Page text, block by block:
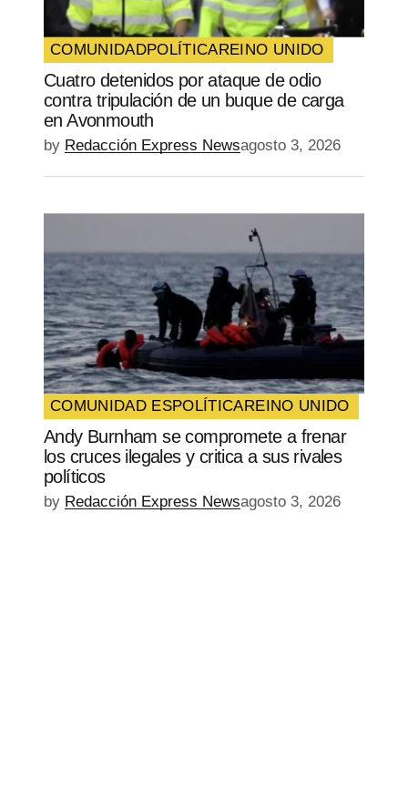
COMUNIDADPOLÍTICAREINO UNIDO
Cuatro detenidos por ataque de odio
contra tripulación de un buque de carga
en Avonmouth
by Redacción Express Newsagosto 3, 2026
COMUNIDAD ESPOLÍTICAREINO UNIDO
Andy Burnham se compromete a frenar
los cruces ilegales y critica a sus rivales
políticos
by Redacción Express Newsagosto 3, 2026